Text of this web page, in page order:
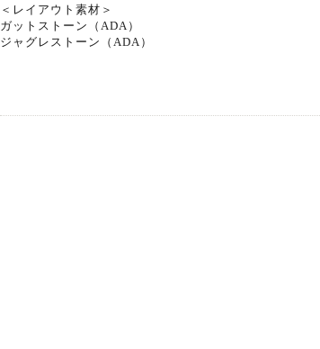
＜レイアウト素材＞
ガットストーン（ADA）
ジャグレストーン（ADA）